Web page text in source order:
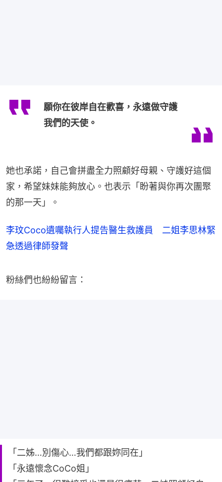
願你在彼岸自在歡喜，永遠做守護
我們的天使。
她也承諾，自己會拼盡全力照顧好母親、守護好這個
家，希望妹妹能夠放心。也表示「盼著與你再次團聚
的那一天」。
李玟Coco遺囑執行人提告醫生救護員 二姐李思林緊
急透過律師發聲
粉絲們也紛紛留言：
「二姊…別傷心…我們都跟妳同在」
「永遠懷念CoCo姐」